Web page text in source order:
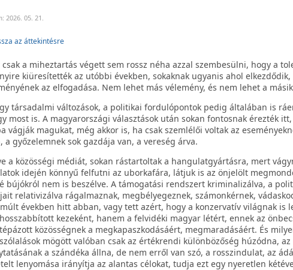
2026. 05. 21.
az áttekintésre
csak a miheztartás végett sem rossz néha azzal szembesülni, hogy a
kiüresítették az utóbbi években, sokaknak ugyanis ahol
az elfogadása. Nem lehet más vélemény, és nem lehet a
társadalmi változások, a politikai fordulópontok pedig általában is
most is. A magyarországi választások után sokan fontosnak érezték
vágják magukat, még akkor is, ha csak szemlélői voltak az
a győzelemnek sok gazdája van, a vereség árva.
a közösségi médiát, sokan rástartoltak a hangulatgyártásra, mert
idején könnyű felfutni az uborkafára, látjuk is az önjelölt
bújókról nem is beszélve. A támogatási rendszert kriminalizálva, a
relativizálva rágalmaznak, megbélyegeznek, számonkérnek,
években hitt abban, vagy tett azért, hogy a konzervatív világnak is
kezeként, hanem a felvidéki magyar létért, ennek az
közösségnek a megkapaszkodásáért, megmaradásáért. És
mögött valóban csak az értékrendi különbözőség húzódna,
a szándéka állna, de nem erről van szó, a rosszindulat, az
lenyomása irányítja az alantas célokat, tudja ezt egy nyeretlen